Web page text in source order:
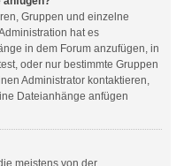
Gruppen und einzelne
hat es
in dem Forum anzufügen, in
oder nur bestimmte Gruppen
Administrator kontaktieren,
Dateianhänge anfügen
meistens von der